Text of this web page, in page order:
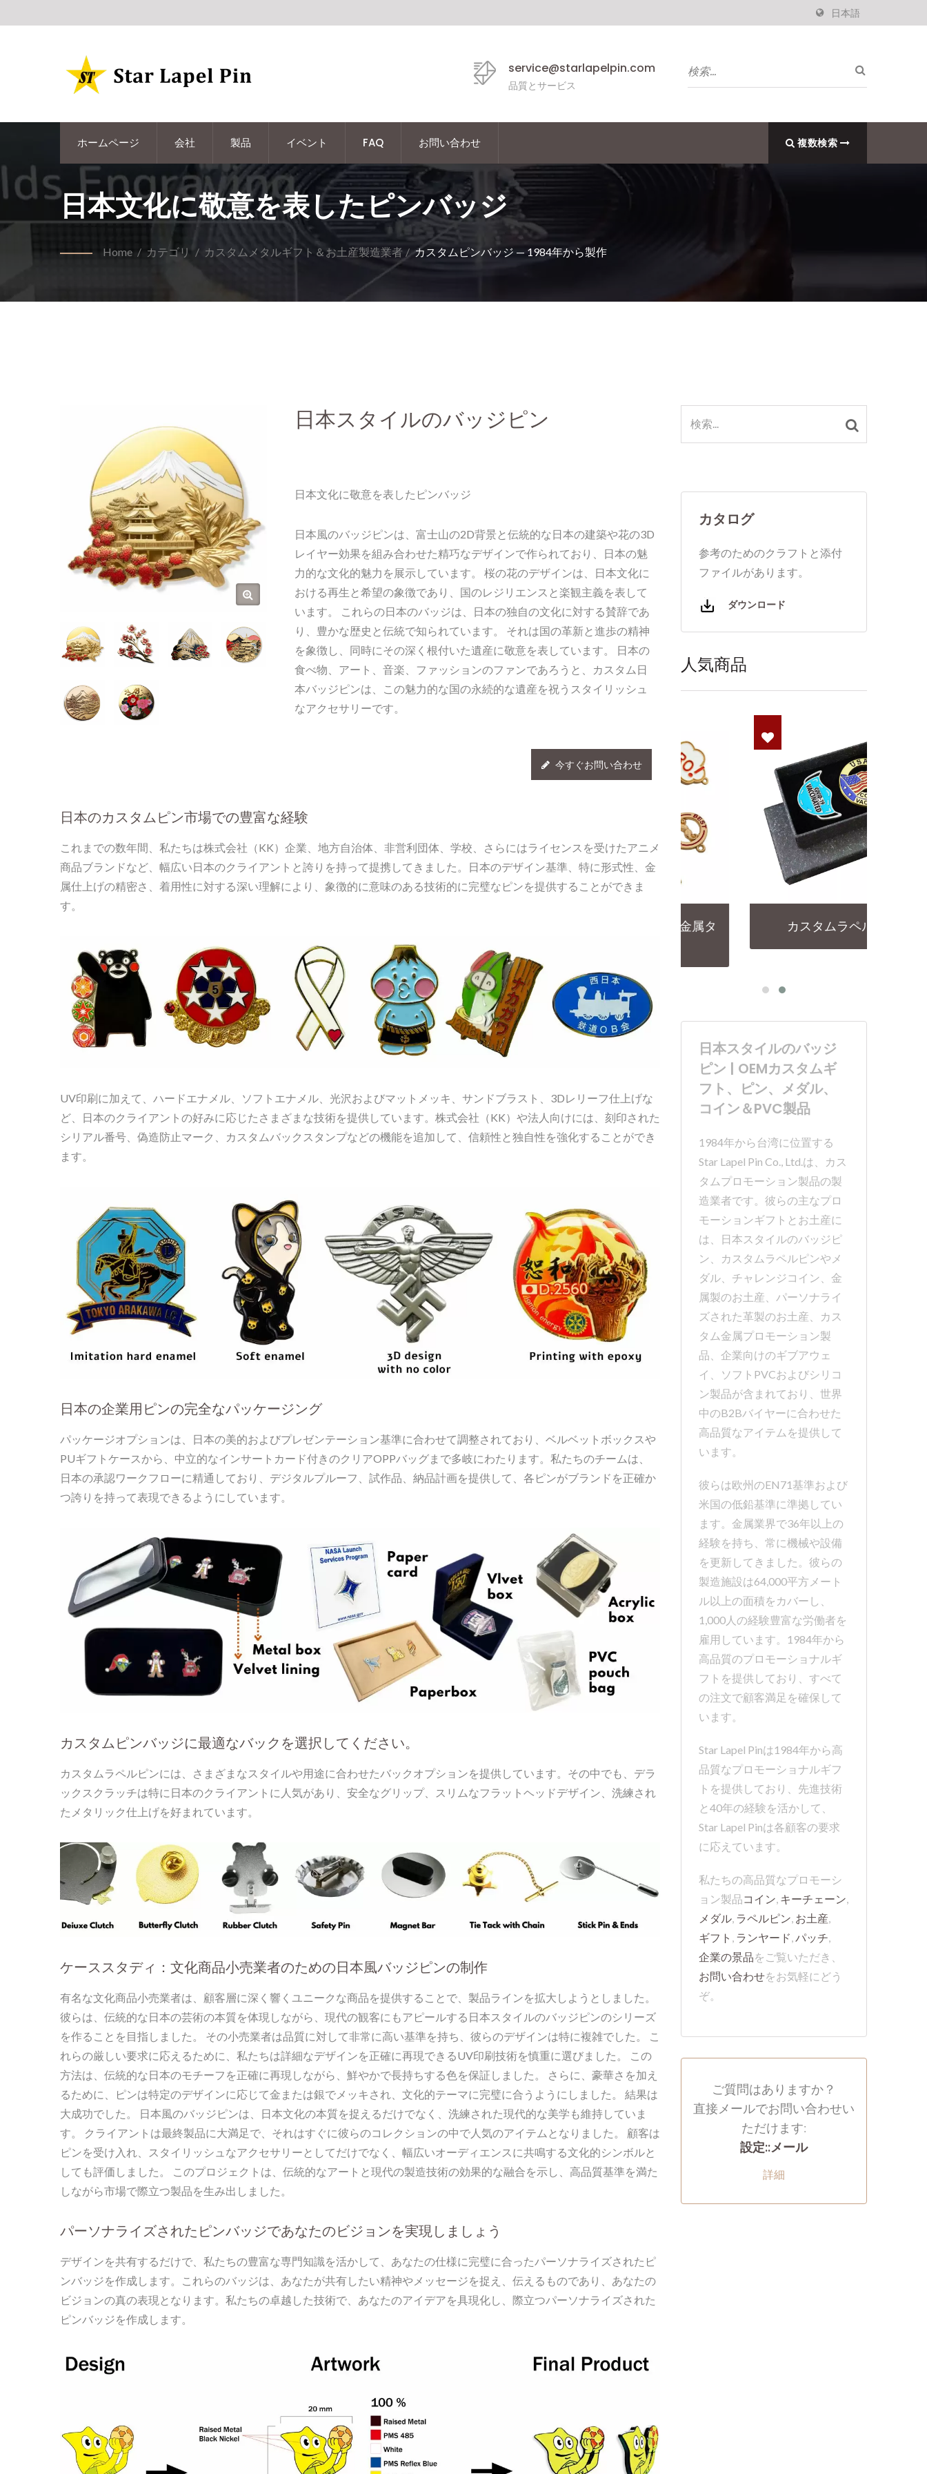
日本語
service@starlapelpin.com
品質とサービス
ホームページ 会社 製品 イベント FAQ お問い合わせ 複数検索
日本文化に敬意を表したピンバッジ
Home / カテゴリ / カスタムメタルギフト＆お土産製造業者 / カスタムピンバッジ — 1984年から製作
日本スタイルのバッジピン
日本文化に敬意を表したピンバッジ
日本風のバッジピンは、富士山の2D背景と伝統的な日本の建築や花の3D
レイヤー効果を組み合わせた精巧なデザインで作られており、日本の魅
力的な文化的魅力を展示しています。 桜の花のデザインは、日本文化に
おける再生と希望の象徴であり、国のレジリエンスと楽観主義を表して
います。 これらの日本のバッジは、日本の独自の文化に対する賛辞であ
り、豊かな歴史と伝統で知られています。 それは国の革新と進歩の精神
を象徴し、同時にその深く根付いた遺産に敬意を表しています。 日本の
食べ物、アート、音楽、ファッションのファンであろうと、カスタム日
本バッジピンは、この魅力的な国の永続的な遺産を祝うスタイリッシュ
なアクセサリーです。
今すぐお問い合わせ
日本のカスタムピン市場での豊富な経験
これまでの数年間、私たちは株式会社（KK）企業、地方自治体、非営利団体、学校、さらにはライセンスを受けたアニメ
商品ブランドなど、幅広い日本のクライアントと誇りを持って提携してきました。日本のデザイン基準、特に形式性、金
属仕上げの精密さ、着用性に対する深い理解により、象徴的に意味のある技術的に完璧なピンを提供することができま
す。
UV印刷に加えて、ハードエナメル、ソフトエナメル、光沢およびマットメッキ、サンドブラスト、3Dレリーフ仕上げな
ど、日本のクライアントの好みに応じたさまざまな技術を提供しています。株式会社（KK）や法人向けには、刻印された
シリアル番号、偽造防止マーク、カスタムバックスタンプなどの機能を追加して、信頼性と独自性を強化することができ
ます。
日本の企業用ピンの完全なパッケージング
パッケージオプションは、日本の美的およびプレゼンテーション基準に合わせて調整されており、ベルベットボックスや
PUギフトケースから、中立的なインサートカード付きのクリアOPPバッグまで多岐にわたります。私たちのチームは、
日本の承認ワークフローに精通しており、デジタルプルーフ、試作品、納品計画を提供して、各ピンがブランドを正確か
つ誇りを持って表現できるようにしています。
カスタムピンバッジに最適なバックを選択してください。
カスタムラペルピンには、さまざまなスタイルや用途に合わせたバックオプションを提供しています。その中でも、デラ
ックスクラッチは特に日本のクライアントに人気があり、安全なグリップ、スリムなフラットヘッドデザイン、洗練され
たメタリック仕上げを好まれています。
ケーススタディ：文化商品小売業者のための日本風バッジピンの制作
有名な文化商品小売業者は、顧客層に深く響くユニークな商品を提供することで、製品ラインを拡大しようとしました。
彼らは、伝統的な日本の芸術の本質を体現しながら、現代の観客にもアピールする日本スタイルのバッジピンのシリーズ
を作ることを目指しました。 その小売業者は品質に対して非常に高い基準を持ち、彼らのデザインは特に複雑でした。 こ
れらの厳しい要求に応えるために、私たちは詳細なデザインを正確に再現できるUV印刷技術を慎重に選びました。 この
方法は、伝統的な日本のモチーフを正確に再現しながら、鮮やかで長持ちする色を保証しました。 さらに、豪華さを加え
るために、ピンは特定のデザインに応じて金または銀でメッキされ、文化的テーマに完璧に合うようにしました。 結果は
大成功でした。 日本風のバッジピンは、日本文化の本質を捉えるだけでなく、洗練された現代的な美学も維持していま
す。 クライアントは最終製品に大満足で、それはすぐに彼らのコレクションの中で人気のアイテムとなりました。 顧客は
ピンを受け入れ、スタイリッシュなアクセサリーとしてだけでなく、幅広いオーディエンスに共鳴する文化的シンボルと
しても評価しました。 このプロジェクトは、伝統的なアートと現代の製造技術の効果的な融合を示し、高品質基準を満た
しながら市場で際立つ製品を生み出しました。
パーソナライズされたピンバッジであなたのビジョンを実現しましょう
デザインを共有するだけで、私たちの豊富な専門知識を活かして、あなたの仕様に完璧に合ったパーソナライズされたピ
ンバッジを作成します。これらのバッジは、あなたが共有したい精神やメッセージを捉え、伝えるものであり、あなたの
ビジョンの真の表現となります。私たちの卓越した技術で、あなたのアイデアを具現化し、際立つパーソナライズされた
ピンバッジを作成します。
カタログ
参考のためのクラフトと添付
ファイルがあります。
ダウンロード
人気商品
カスタムラペルピン
日本スタイルのバッジ
ピン | OEMカスタムギ
フト、ピン、メダル、
コイン＆PVC製品
1984年から台湾に位置する
Star Lapel Pin Co., Ltd.は、カス
タムプロモーション製品の製
造業者です。彼らの主なプロ
モーションギフトとお土産に
は、日本スタイルのバッジピ
ン、カスタムラペルピンやメ
ダル、チャレンジコイン、金
属製のお土産、パーソナライ
ズされた革製のお土産、カス
タム金属プロモーション製
品、企業向けのギブアウェ
イ、ソフトPVCおよびシリコ
ン製品が含まれており、世界
中のB2Bバイヤーに合わせた
高品質なアイテムを提供して
います。
彼らは欧州のEN71基準および
米国の低鉛基準に準拠してい
ます。金属業界で36年以上の
経験を持ち、常に機械や設備
を更新してきました。彼らの
製造施設は64,000平方メート
ル以上の面積をカバーし、
1,000人の経験豊富な労働者を
雇用しています。1984年から
高品質のプロモーショナルギ
フトを提供しており、すべて
の注文で顧客満足を確保して
います。
Star Lapel Pinは1984年から高
品質なプロモーショナルギフ
トを提供しており、先進技術
と40年の経験を活かして、
Star Lapel Pinは各顧客の要求
に応えています。
私たちの高品質なプロモーシ
ョン製品コイン, キーチェーン,
メダル, ラペルピン, お土産,
ギフト , ランヤード,パッチ,
企業の景品をご覧いただき、
お問い合わせをお気軽にどう
ぞ。
ご質問はありますか？
直接メールでお問い合わせい
ただけます:
設定::メール
詳細